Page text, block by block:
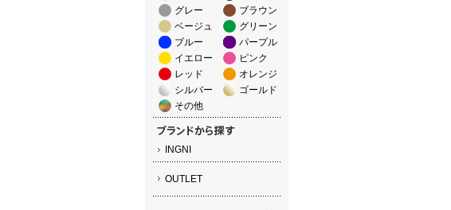
グレー
ブラウン
ベージュ
グリーン
ブルー
パープル
イエロー
ピンク
レッド
オレンジ
シルバー
ゴールド
その他
INGNI
OUTLET